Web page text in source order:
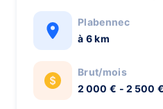
Plabennec
à 6 km
Brut/mois
2 000 € - 2 500 €